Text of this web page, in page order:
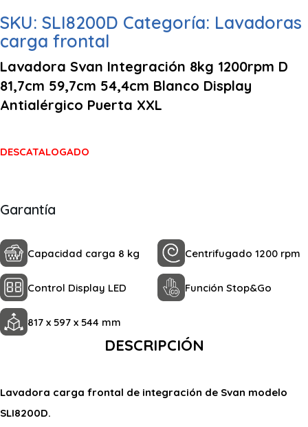
SKU: SLI8200D Categoría: Lavadoras
carga frontal
Lavadora Svan Integración 8kg 1200rpm D
81,7cm 59,7cm 54,4cm Blanco Display
Antialérgico Puerta XXL
DESCATALOGADO
Garantía
Capacidad carga 8 kg Centrifugado 1200 rpm
Control Display LED Función Stop&Go
817 x 597 x 544 mm
DESCRIPCIÓN
Lavadora carga frontal de integración de Svan modelo
SLI8200D.